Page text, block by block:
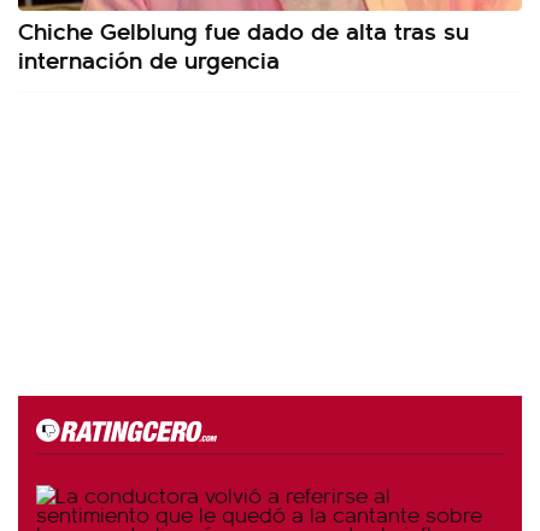
Chiche Gelblung fue dado de alta tras su
internación de urgencia